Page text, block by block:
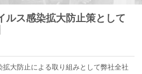
ルス感染拡大防止策として
拡大防止による取り組みとして弊社全社